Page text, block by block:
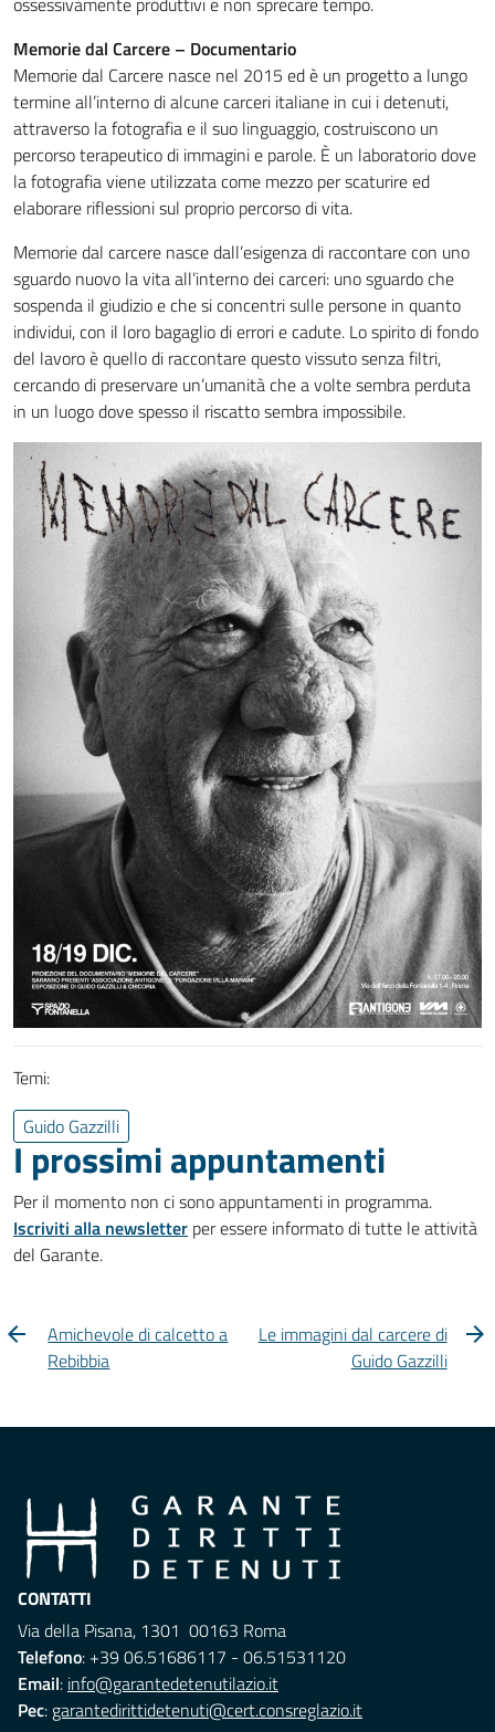
Memorie dal Carcere – Documentario
Memorie dal Carcere nasce nel 2015 ed è un progetto a lungo
termine all’interno di alcune carceri italiane in cui i detenuti,
attraverso la fotografia e il suo linguaggio, costruiscono un
percorso terapeutico di immagini e parole. È un laboratorio dove
la fotografia viene utilizzata come mezzo per scaturire ed
elaborare riflessioni sul proprio percorso di vita.
Memorie dal carcere nasce dall’esigenza di raccontare con uno
sguardo nuovo la vita all’interno dei carceri: uno sguardo che
sospenda il giudizio e che si concentri sulle persone in quanto
individui, con il loro bagaglio di errori e cadute. Lo spirito di fondo
del lavoro è quello di raccontare questo vissuto senza filtri,
cercando di preservare un’umanità che a volte sembra perduta
in un luogo dove spesso il riscatto sembra impossibile.
Temi:
Guido Gazzilli
I prossimi appuntamenti
Per il momento non ci sono appuntamenti in programma.
Iscriviti alla newsletter per essere informato di tutte le attività
del Garante.
Amichevole di calcetto a
Rebibbia
Le immagini dal carcere di
Guido Gazzilli
CONTATTI
Via della Pisana, 1301 00163 Roma
Telefono: +39 06.51686117 - 06.51531120
Email: info@garantedetenutilazio.it
Pec: garantedirittidetenuti@cert.consreglazio.it